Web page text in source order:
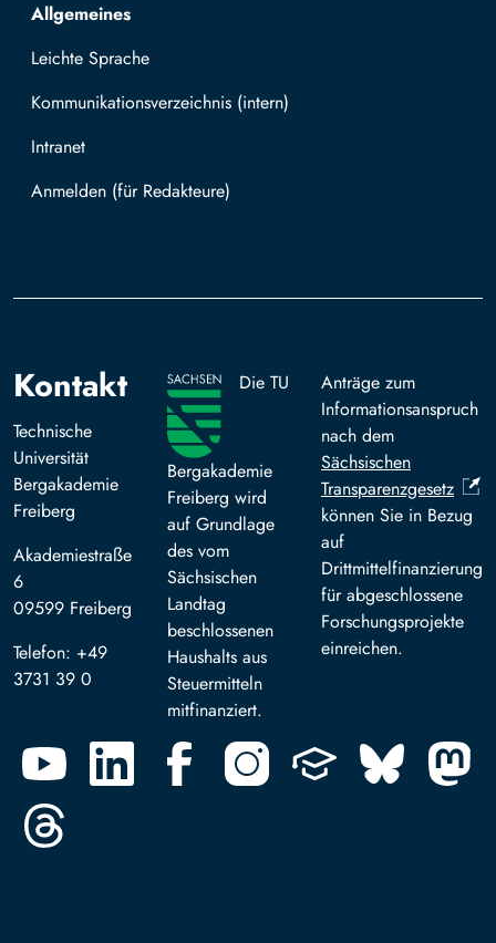
Allgemeines
Leichte Sprache
Kommunikationsverzeichnis (intern)
Intranet
Mit TUBAF Login anmelden
Kontakt
Technische
Universität
Bergakademie
Freiberg
Akademiestraße
6
09599 Freiberg
Telefon: +49
3731 39 0
Die TU
Bergakademie
Freiberg wird
auf Grundlage
des vom
Sächsischen
Landtag
beschlossenen
Haushalts aus
Steuermitteln
mitfinanziert.
Anträge zum
Informationsanspruch
nach dem
Sächsischen
Transparenzgesetz
können Sie in Bezug
auf
Drittmittelfinanzierung
für abgeschlossene
Forschungsprojekte
einreichen.